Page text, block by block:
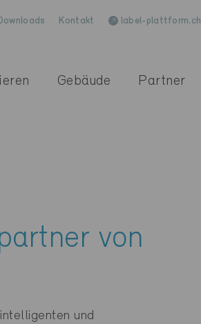
Kontakt label-plattform.ch
Gebäude Partner
von
und